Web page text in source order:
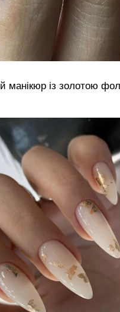
манікюр із золотою